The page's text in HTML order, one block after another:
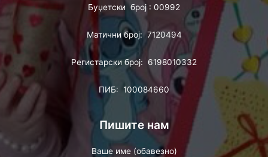
Буџетски број : 00992
Матични број: 7120494
Регистарски број: 6198010332
ПИБ: 100084660
Пишите нам
Ваше име (обавезно)